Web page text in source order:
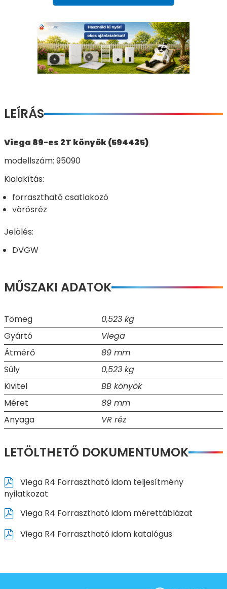
LEÍRÁS
Viega 89-es 2T könyök (594435)
modellszám: 95090
Kialakítás:
forrasztható csatlakozó
vörösréz
Jelölés:
DVGW
MŰSZAKI ADATOK
Tömeg
0,523 kg
Gyártó
Viega
Átmérő
89 mm
Súly
0,523 kg
Kivitel
BB könyök
Méret
89 mm
Anyaga
VR réz
LETÖLTHETŐ DOKUMENTUMOK
Viega R4 Forrasztható idom teljesítmény
nyilatkozat
Viega R4 Forrasztható idom mérettáblázat
Viega R4 Forrasztható idom katalógus